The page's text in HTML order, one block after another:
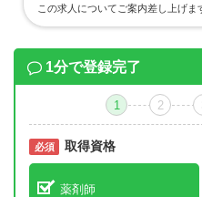
この求人についてご案内差し上げま
1分で登録完了
1 2
必須 取得資格
薬剤師